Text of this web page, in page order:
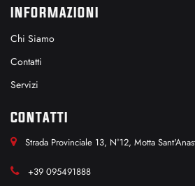
INFORMAZIONI
Chi Siamo
Contatti
Servizi
CONTATTI
Strada Provinciale 13, N°12, Motta
+39 095491888